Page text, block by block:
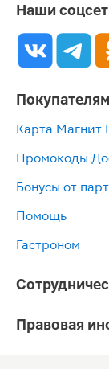
Наши
Покупателям
Карта Магнит
Промокоды
Бонусы от
Помощь
Гастроном
Правовая